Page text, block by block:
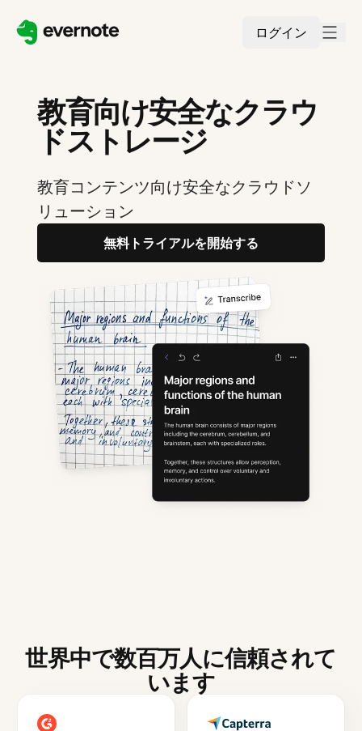
ログイン
教育向け安全なクラウ
ドストレージ
教育コンテンツ向け安全なクラウドソ
リューション
無料トライアルを開始する
世界中で数百万人に信頼されて
います